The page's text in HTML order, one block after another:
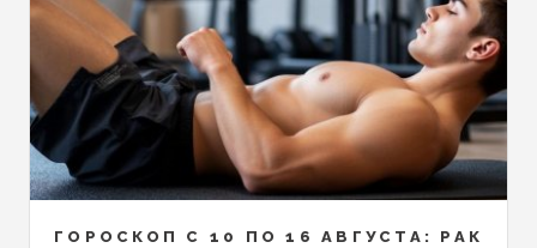
ГОРОСКОП С 10 ПО 16 АВГУСТА: РАК